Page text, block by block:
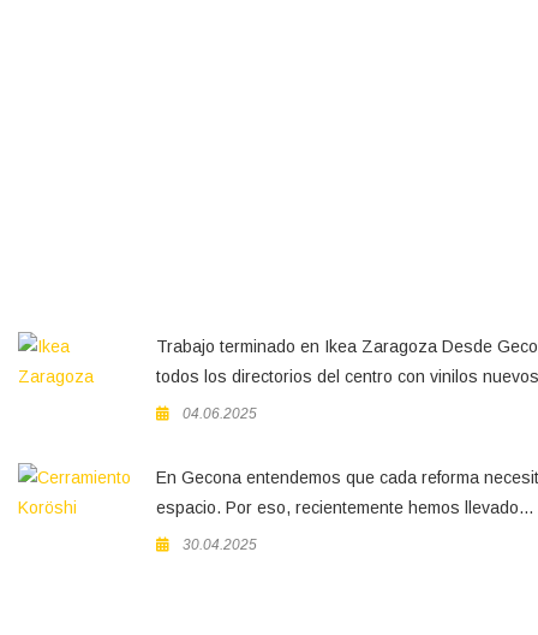
Trabajo terminado en Ikea Zaragoza Desde
todos los directorios del centro con vinilos
04.06.2025
En Gecona entendemos que cada reforma
espacio. Por eso, recientemente hemos llevado...
30.04.2025